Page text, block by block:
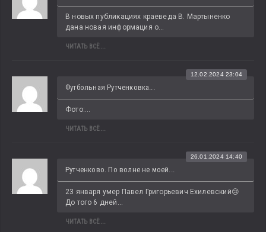
В новых публикациях краеведа В. Мартыненко
дана новая информация о...
ЧИТАТЬ ВСЁ...
Футбольная Рутченковка...
12.02.2024 23:04
Фото:...
ЧИТАТЬ ВСЁ...
Рутченково. По волне не моей...
26.01.2024 14:40
23 января умер Павел Григорьевич Ехилевский😢
До того 6 дней...
ЧИТАТЬ ВСЁ...